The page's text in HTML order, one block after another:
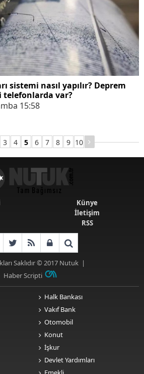
sistemi nasıl yapılır? Deprem
telefonlarda var?
15:58
3 4 5 6 7 8 9 10
Künye
İletişim
RSS
Saklıdır © 2017 Nutuk|
Haber Scripti
Halk Bankası
Vakıf Bank
Otomobil
Konut
İşkur
Devlet Yardımları